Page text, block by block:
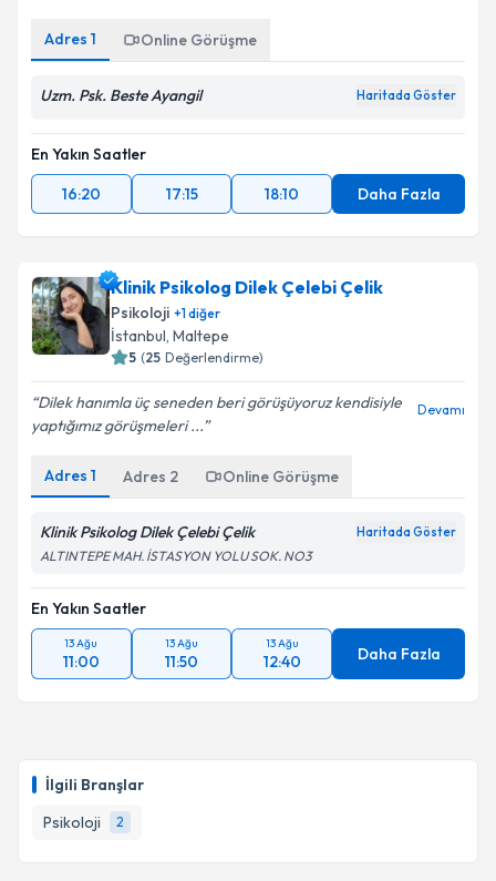
İlgili Branşlar
Psikoloji
2
Adres 1 Online Görüşme
Uzm. Psk. Beste Ayangil Haritada Göster
En Yakın Saatler
16:20
17:15 18:10 Daha Fazla
Klinik Psikolog Dilek Çelebi Çelik
Psikoloji +1diğer
İstanbul, Maltepe
5 (25 Değerlendirme)
Dilek hanımla üç seneden beri görüşüyoruz kendisiyle
yaptığımız görüşmeleri ...
Devamı
Adres 1 Adres 2 Online Görüşme
Klinik Psikolog Dilek Çelebi Çelik Haritada Göster
ALTINTEPE MAH. İSTASYON YOLU SOK. NO3
En Yakın Saatler
13 Ağu
11:00
13 Ağu
11:50
13 Ağu
12:40 Daha Fazla